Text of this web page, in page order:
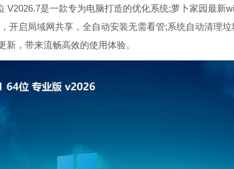
是一款专为电脑打造的优化系统;萝卜家园最新
开启局域网共享，全自动安装无需看管;系统自动清理
，带来流畅高效的使用体验。